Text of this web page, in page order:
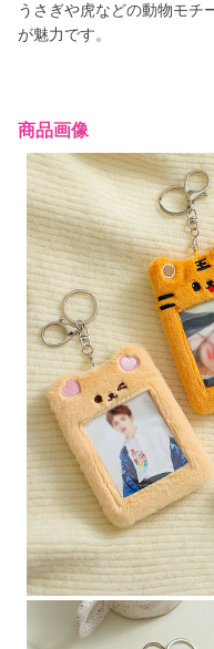
うさぎや虎などの動物モチ
が魅力です。
商品画像